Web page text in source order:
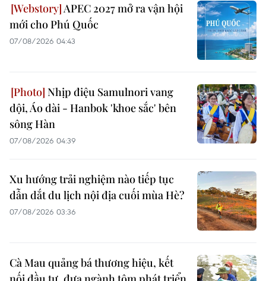
APEC 2027 mở ra vận hội
mới cho Phú Quốc
07/08/2026 04:43
Nhịp điệu Samulnori vang
dội, Áo dài - Hanbok 'khoe sắc' bên
sông Hàn
07/08/2026 04:39
Xu hướng trải nghiệm nào tiếp tục
dẫn dắt du lịch nội địa cuối mùa Hè?
07/08/2026 03:36
Cà Mau quảng bá thương hiệu, kết